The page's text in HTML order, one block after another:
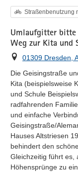
Kategorie
Straßenbenutzung
Umlaufgitter bitte
Weg zur Kita und
Ort
01309 Dresden,
Die Geisingstraße
Kita (beispielsweise
und Schule
radfahrenden
und einfache
Geisingstraße/
Hauses Altstriesen
behindert den
Gleichzeitig führt es,
Höhensprünge zu